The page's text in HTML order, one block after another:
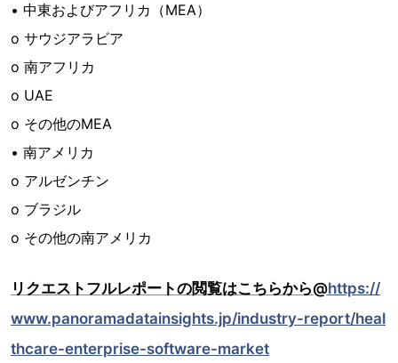
• 中東およびアフリカ（MEA）
o サウジアラビア
o 南アフリカ
o UAE
o その他のMEA
• 南アメリカ
o アルゼンチン
o ブラジル
o その他の南アメリカ
リクエストフルレポートの閲覧はこちらから@https://
www.panoramadatainsights.jp/industry-report/heal
thcare-enterprise-software-market